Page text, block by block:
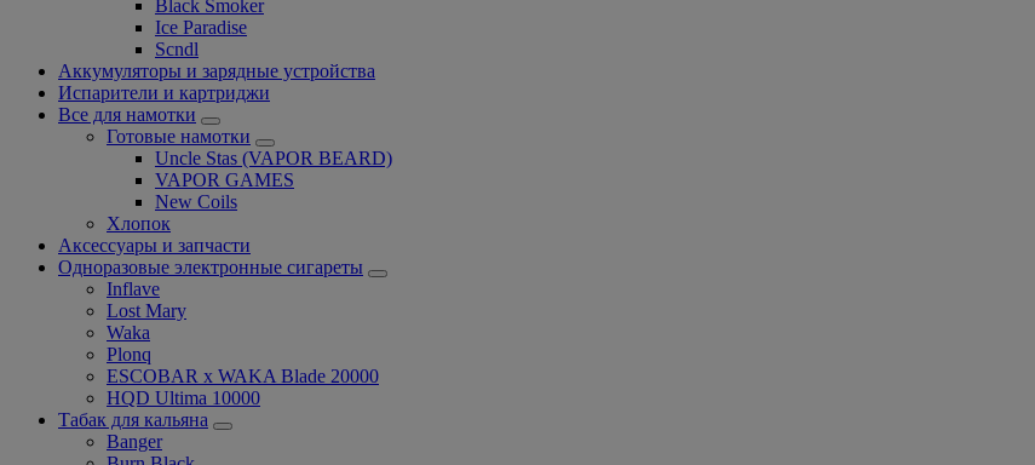
Black Smoker
Ice Paradise
Scndl
Аккумуляторы и зарядные устройства
Испарители и картриджи
Все для намотки
Готовые намотки
Uncle Stas (VAPOR BEARD)
VAPOR GAMES
New Coils
Хлопок
Аксессуары и запчасти
Одноразовые электронные сигареты
Inflave
Lost Mary
Waka
Plonq
ESCOBAR x WAKA Blade 20000
HQD Ultima 10000
Табак для кальяна
Banger